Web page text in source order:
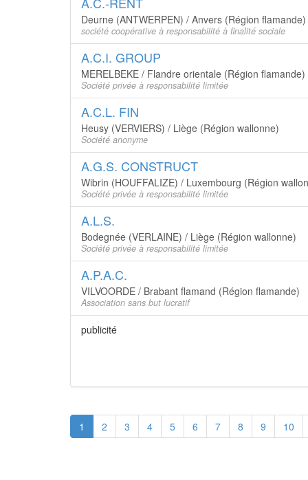
Deurne (ANTWERPEN) / Anvers (Région flamande)
société coopérative à responsabilité à finalité sociale
A.C.I. GROUP
MERELBEKE / Flandre orientale (Région flamande)
Société privée à responsabilité limitée
A.C.L. FIN
Heusy (VERVIERS) / Liège (Région wallonne)
Société anonyme
A.G.S. CONSTRUCT
Wibrin (HOUFFALIZE) / Luxembourg (Région
Société privée à responsabilité limitée
A.L.S.
Bodegnée (VERLAINE) / Liège (Région wallonne)
Société privée à responsabilité limitée
A.P.A.C.
VILVOORDE / Brabant flamand (Région flamande)
Association sans but lucratif
publicité
1 2 3 4 5 6 7 8 9 10